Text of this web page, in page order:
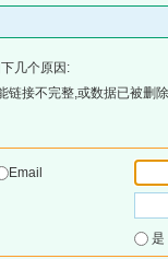
几个原因:
链接不完整,或数据已被删
Email